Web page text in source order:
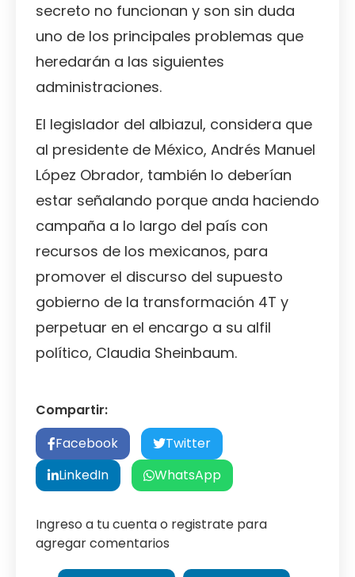
secreto no funcionan y son sin duda
uno de los principales problemas que
heredarán a las siguientes
administraciones.
El legislador del albiazul, considera que
al presidente de México, Andrés Manuel
López Obrador, también lo deberían
estar señalando porque anda haciendo
campaña a lo largo del país con
recursos de los mexicanos, para
promover el discurso del supuesto
gobierno de la transformación 4T y
perpetuar en el encargo a su alfil
político, Claudia Sheinbaum.
Compartir:
Facebook
Twitter
LinkedIn
WhatsApp
Ingreso a tu cuenta o registrate para
agregar comentarios